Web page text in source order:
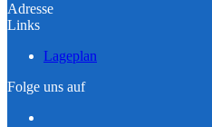
Adresse
Links
Lageplan
Folge uns auf